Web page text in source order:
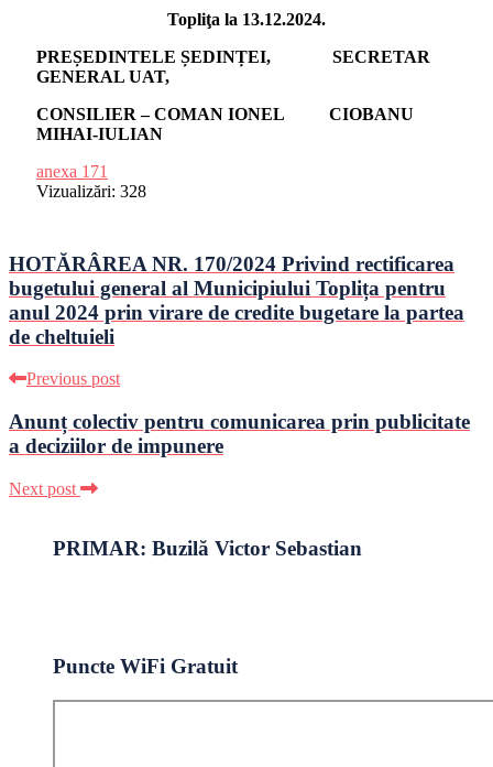
Topliţa la 13.12.2024.
PREȘEDINTELE ȘEDINȚEI, SECRETAR
GENERAL UAT,
CONSILIER – COMAN IONEL CIOBANU
MIHAI-IULIAN
anexa 171
Vizualizări: 328
HOTĂRÂREA NR. 170/2024 Privind rectificarea
bugetului general al Municipiului Toplița pentru
anul 2024 prin virare de credite bugetare la partea
de cheltuieli
Previous post
Anunț colectiv pentru comunicarea prin publicitate
a deciziilor de impunere
Next post
PRIMAR: Buzilă Victor Sebastian
Puncte WiFi Gratuit